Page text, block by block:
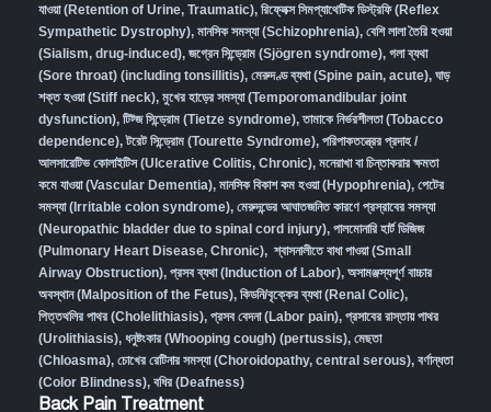
যাওয়া (Retention of Urine, Traumatic), রিফ্লেক্স সিমপ্যাথেটিক ডিস্ট্রফি (Reflex
Sympathetic Dystrophy), মানসিক সমস্যা (Schizophrenia), বেশি লালা তৈরি হওয়া
(Sialism, drug-induced), জগ্রেন সিন্ড্রোম (Sjögren syndrome), গলা ব্যথা
(Sore throat) (including tonsillitis), মেরুদণ্ড ব্যথা (Spine pain, acute), ঘাড়
শক্ত হওয়া (Stiff neck), মুখের হাড়ের সমস্যা (Temporomandibular joint
dysfunction), টিট্জ সিন্ড্রোম (Tietze syndrome),তামাকে নির্ভরশীলতা (Tobacco
dependence),টরেট সিন্ড্রোম (Tourette Syndrome), পরিপাকতন্ত্রের প্রদাহ /
আলসারেটিভ কোলাইটিস (Ulcerative Colitis, Chronic), মনেরাখা বা চিন্তাকরার ক্ষমতা
কমে যাওয়া (Vascular Dementia), মানসিক বিকাশ কম হওয়া (Hypophrenia), পেটের
সমস্যা (Irritable colon syndrome), মেরুদন্ডের আঘাতজনিত কারণে প্রস্রাবের সমস্যা
(Neuropathic bladder due to spinal cord injury), পালমোনারি হার্ট ডিজিজ
(Pulmonary Heart Disease, Chronic),শ্বাসনালীতে বাধা পাওয়া (Small
Airway Obstruction), প্রসব ব্যথা (Induction of Labor), অসামঞ্জস্যপূর্ণ বাচ্চার
অবস্থান (Malposition of the Fetus), কিডনি/বৃক্কের ব্যথা (Renal Colic),
পিত্তথলির পাথর (Cholelithiasis), প্রসব বেদনা (Labor pain), প্রসাবের রাস্তায় পাথর
(Urolithiasis), ধনুষ্টংকার (Whooping cough) (pertussis), মেছতা
(Chloasma), চোখের রেটিনার সমস্যা (Choroidopathy, central serous), বর্ণান্ধতা
(Color Blindness), বধির (Deafness)
Back Pain Treatment